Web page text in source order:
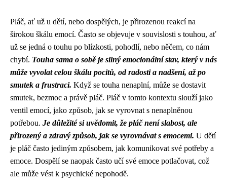
Pláč, ať už u dětí, nebo dospělých, je přirozenou reakcí na
širokou škálu emocí. Často se objevuje v souvislosti s touhou, ať
už se jedná o touhu po blízkosti, pohodlí, nebo něčem, co nám
chybí. Touha sama o sobě je silný emocionální stav, který v nás
může vyvolat celou škálu pocitů, od radosti a nadšení, až po
smutek a frustraci. Když se touha nenaplní, může se dostavit
smutek, bezmoc a právě pláč. Pláč v tomto kontextu slouží jako
ventil emocí, jako způsob, jak se vyrovnat s nenaplněnou
potřebou. Je důležité si uvědomit, že pláč není slabost, ale
přirozený a zdravý způsob, jak se vyrovnávat s emocemi. U dětí
je pláč často jediným způsobem, jak komunikovat své potřeby a
emoce. Dospělí se naopak často učí své emoce potlačovat, což
ale může vést k psychické nepohodě.